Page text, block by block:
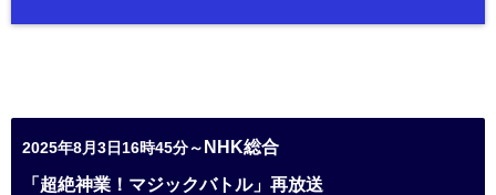
2025年8月3日16時45分～ NHK総合
「超絶神業！マジックバトル」再放送